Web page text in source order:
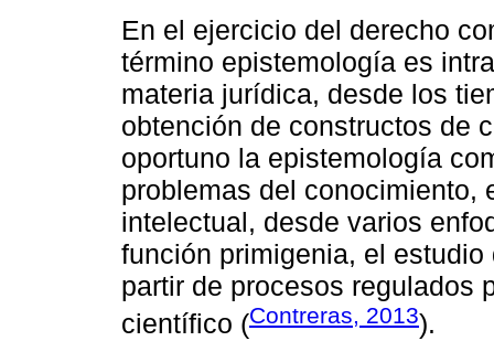
En el ejercicio del derecho
término epistemología es
materia jurídica, desde los
obtención de constructos de
oportuno la epistemología
problemas del conocimiento,
intelectual, desde varios
función primigenia, el
partir de procesos regulados
científico (Contreras, 2013).